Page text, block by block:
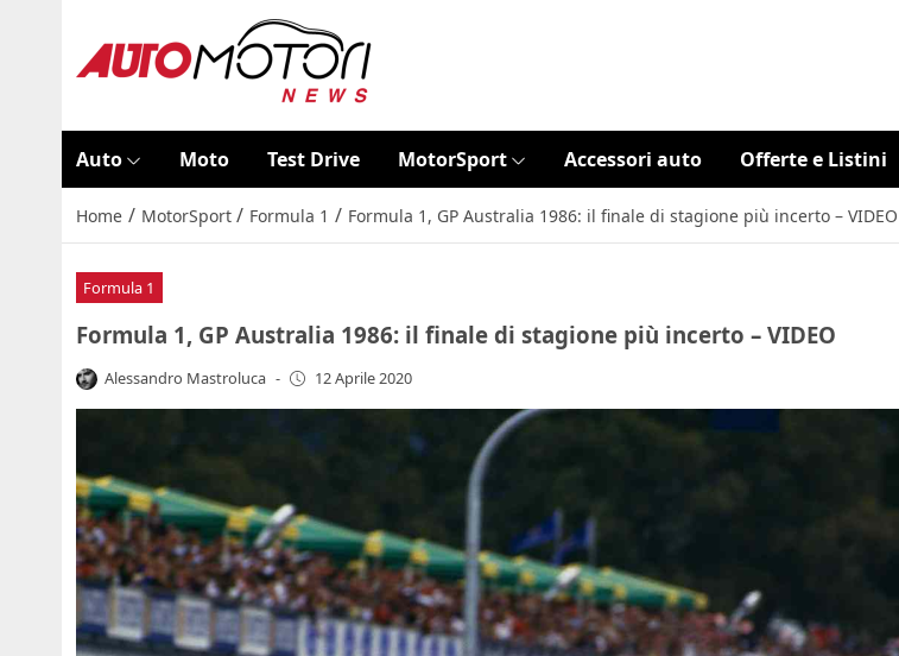
Auto Moto Test Drive MotorSport Accessori auto Offerte e Listini
Home / MotorSport / Formula 1 / Formula 1, GP Australia 1986: il finale di stagione più incerto – VIDEO
Formula 1
Formula 1, GP Australia 1986: il finale di stagione più incerto – VIDEO
Alessandro Mastroluca - 12 Aprile 2020